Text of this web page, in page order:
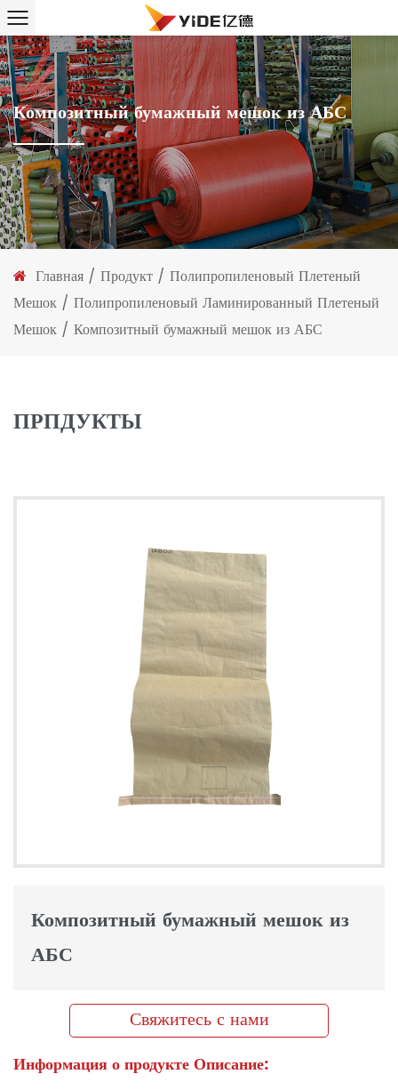
Композитный бумажный мешок из АБС
Главная / Продукт / Полипропиленовый Плетеный
Мешок / Полипропиленовый Ламинированный Плетеный
Мешок / Композитный бумажный мешок из АБС
ПРПДУКТЫ
Композитный бумажный мешок из
АБС
Свяжитесь с нами
Информация о продукте Описание: